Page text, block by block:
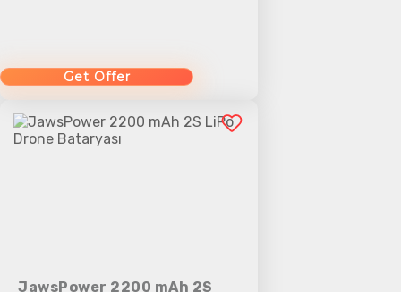
Get Offer
JawsPower 2200 mAh 2S